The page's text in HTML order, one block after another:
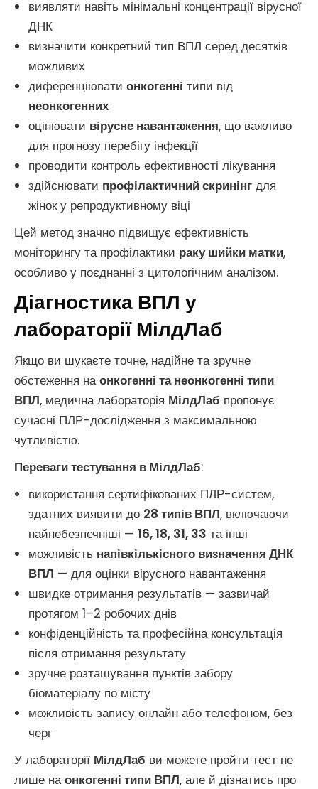
виявляти навіть мінімальні концентрації вірусної
ДНК
визначити конкретний тип ВПЛ серед десятків
можливих
диференціювати онкогенні типи від
неонкогенних
оцінювати вірусне навантаження, що важливо
для прогнозу перебігу інфекції
проводити контроль ефективності лікування
здійснювати профілактичний скринінг для
жінок у репродуктивному віці
Цей метод значно підвищує ефективність
моніторингу та профілактики раку шийки матки,
особливо у поєднанні з цитологічним аналізом.
Діагностика ВПЛ у
лабораторії МілдЛаб
Якщо ви шукаєте точне, надійне та зручне
обстеження наонкогенні та неонкогенні типи
ВПЛ, медична лабораторія МілдЛаб пропонує
сучасні ПЛР-дослідження з максимальною
чутливістю.
Переваги тестування в МілдЛаб:
використання сертифікованих ПЛР-систем,
здатних виявити до 28 типів ВПЛ, включаючи
найнебезпечніші — 16, 18, 31, 33 та інші
можливість напівкількісного визначення ДНК
ВПЛ — для оцінки вірусного навантаження
швидке отримання результатів — зазвичай
протягом 1–2 робочих днів
конфіденційність та професійна консультація
після отримання результату
зручне розташування пунктів забору
біоматеріалу по місту
можливість запису онлайн або телефоном, без
черг
У лабораторії МілдЛаб ви можете пройти тест не
лише наонкогенні типи ВПЛ, але й дізнатись про